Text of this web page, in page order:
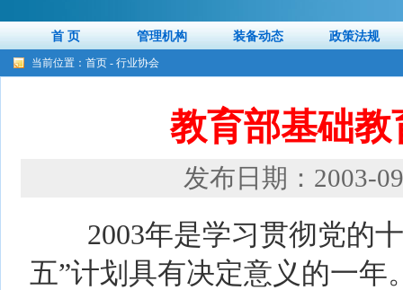
首 页 管理机构 装备动态 政策法规
当前位置： 首页 - 行业协会
教育部基础教
发布日期：2003-
2003年是学习贯彻党的十
五”计划具有决定意义的一年